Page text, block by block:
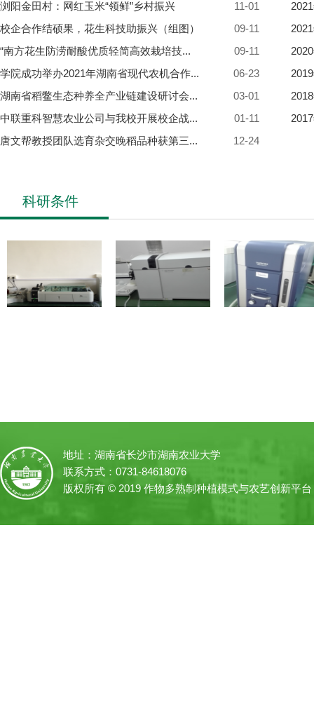
11-01
浏阳金田村：网红玉米“领鲜”乡村振兴
09-11
校企合作结硕果，花生科技助振兴（组图）
09-11
“南方花生防涝耐酸优质轻简高效栽培技...
06-23
学院成功举办2021年湖南省现代农机合作...
03-01
湖南省稻鳖生态种养全产业链建设研讨会...
01-11
中联重科智慧农业公司与我校开展校企战...
12-24
唐文帮教授团队选育杂交晚稻品种获第三...
科研条件
地址：湖南省长沙市湖南农业大学
联系方式：0731-84618076
版权所有 © 2019 作物多熟制种植模式与农艺创新平台